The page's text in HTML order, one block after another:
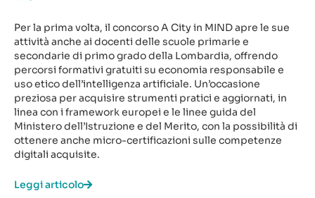
Per la prima volta, il concorso A City in MIND apre le sue
attività anche ai docenti delle scuole primarie e
secondarie di primo grado della Lombardia, offrendo
percorsi formativi gratuiti su economia responsabile e
uso etico dell’intelligenza artificiale. Un’occasione
preziosa per acquisire strumenti pratici e aggiornati, in
linea con i framework europei e le linee guida del
Ministero dell’Istruzione e del Merito, con la possibilità di
ottenere anche micro-certificazioni sulle competenze
digitali acquisite.
Leggi articolo